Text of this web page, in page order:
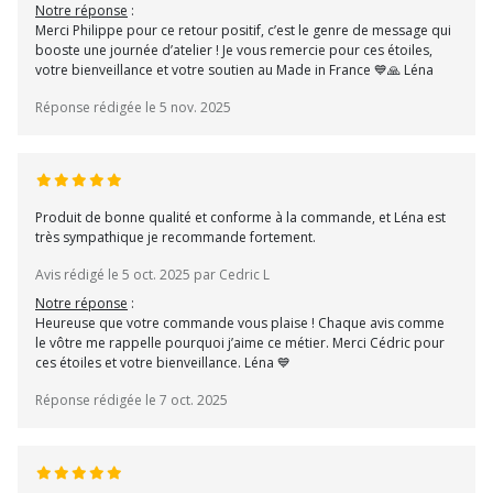
Notre réponse :
Merci Philippe pour ce retour positif, c’est le genre de message qui
booste une journée d’atelier ! Je vous remercie pour ces étoiles,
votre bienveillance et votre soutien au Made in France 💙🙏 Léna
Réponse rédigée le 5 nov. 2025
Produit de bonne qualité et conforme à la commande, et Léna est
très sympathique je recommande fortement.
Avis rédigé le 5 oct. 2025 par Cedric L
Notre réponse :
Heureuse que votre commande vous plaise ! Chaque avis comme
le vôtre me rappelle pourquoi j’aime ce métier. Merci Cédric pour
ces étoiles et votre bienveillance. Léna 💙
Réponse rédigée le 7 oct. 2025